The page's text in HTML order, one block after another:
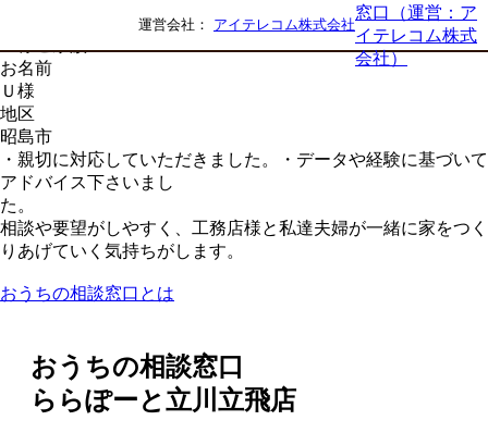
運営会社： アイテレコム株式会社
お名前
Ｕ様
地区
昭島市
・親切に対応していただきました。・データや経験に基づいて
アドバイス下さいまし
た。
相談や要望がしやすく、工務店様と私達夫婦が一緒に家をつく
りあげていく気持ちがします。
おうちの相談窓口とは
おうちの相談窓口
ららぽーと立川立飛店